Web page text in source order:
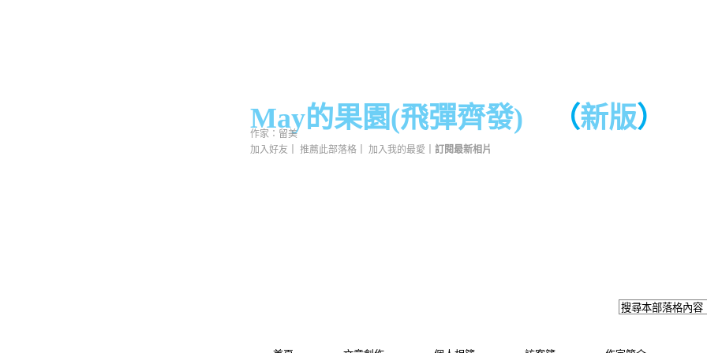
May的果園(飛彈齊發) （新版）
加入好友 推薦此部落格 加入我的最愛 訂閱最新相片
作家：留美